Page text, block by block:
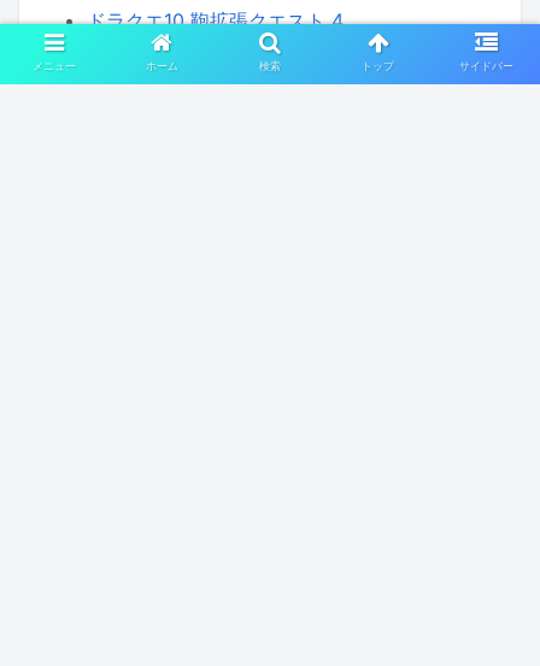
ドラクエ10 鞄拡張クエスト 4
ドラクエ10 装備袋拡張クエスト 1
ドラクエ10 装備袋拡張クエスト 2
メニュー ホーム 検索 トップ サイドバー